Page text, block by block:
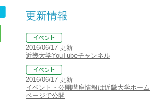
更新情報
2016/06/17 更新
近畿大学YouTubeチャンネル
2016/06/17 更新
イベント・公開講座情報は近畿大学ホーム
ページで公開